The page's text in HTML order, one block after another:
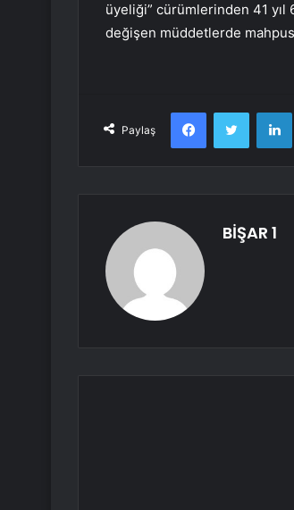
üyeliği” cürümlerinden 41 yıl
değişen müddetlerde
Paylaş
FacebookTwitter
BİŞAR 1